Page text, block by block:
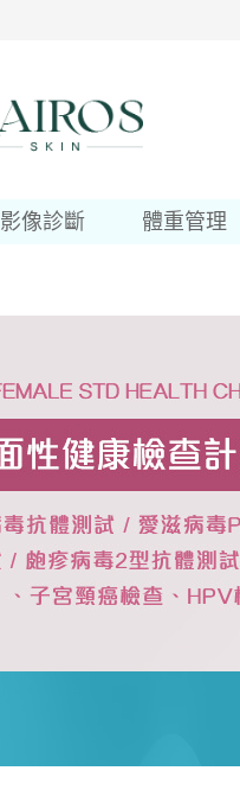
影像診斷 體重管理